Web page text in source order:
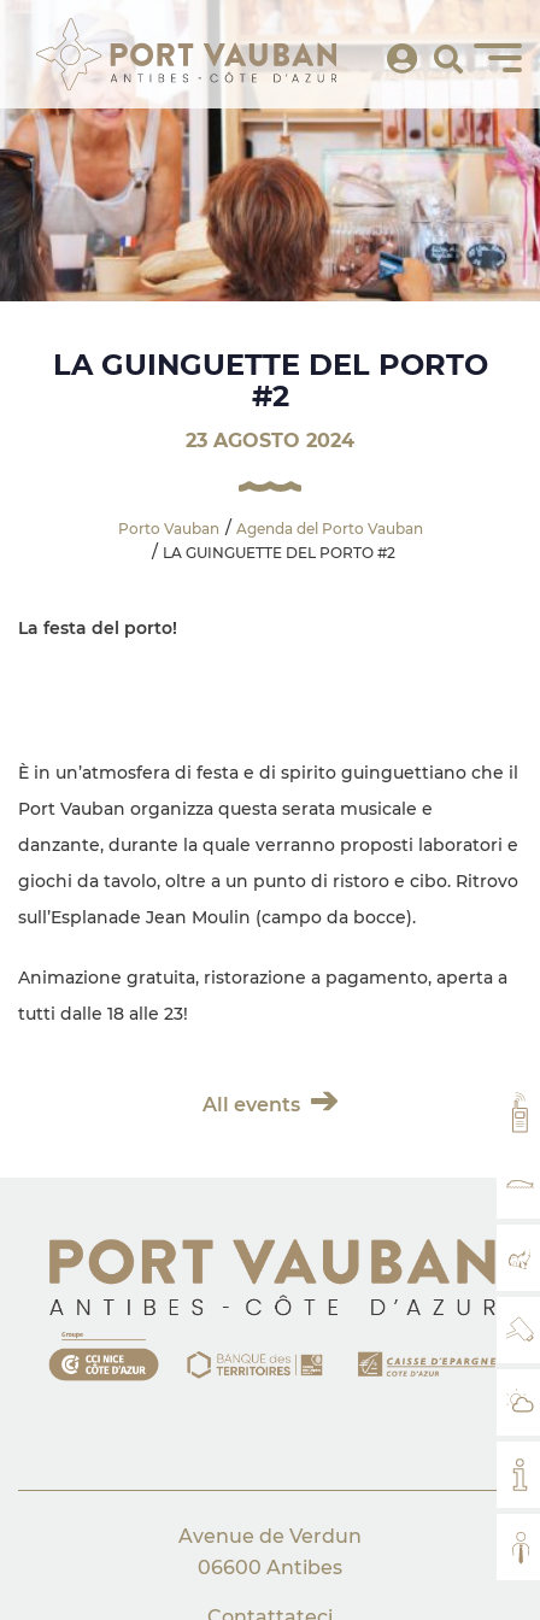
IL
IL
LA GUINGUETTE DEL PORTO
#2
23 AGOSTO 2024
Porto Vauban
Agenda del Porto Vauban
LA GUINGUETTE DEL PORTO #2
La festa del porto!
È in un’atmosfera di festa e di spirito guinguettiano che il
Port Vauban organizza questa serata musicale e
danzante, durante la quale verranno proposti laboratori e
giochi da tavolo, oltre a un punto di ristoro e cibo. Ritrovo
sull’Esplanade Jean Moulin (campo da bocce).
Animazione gratuita, ristorazione a pagamento, aperta a
tutti dalle 18 alle 23!
All events
Avenue de Verdun
06600 Antibes